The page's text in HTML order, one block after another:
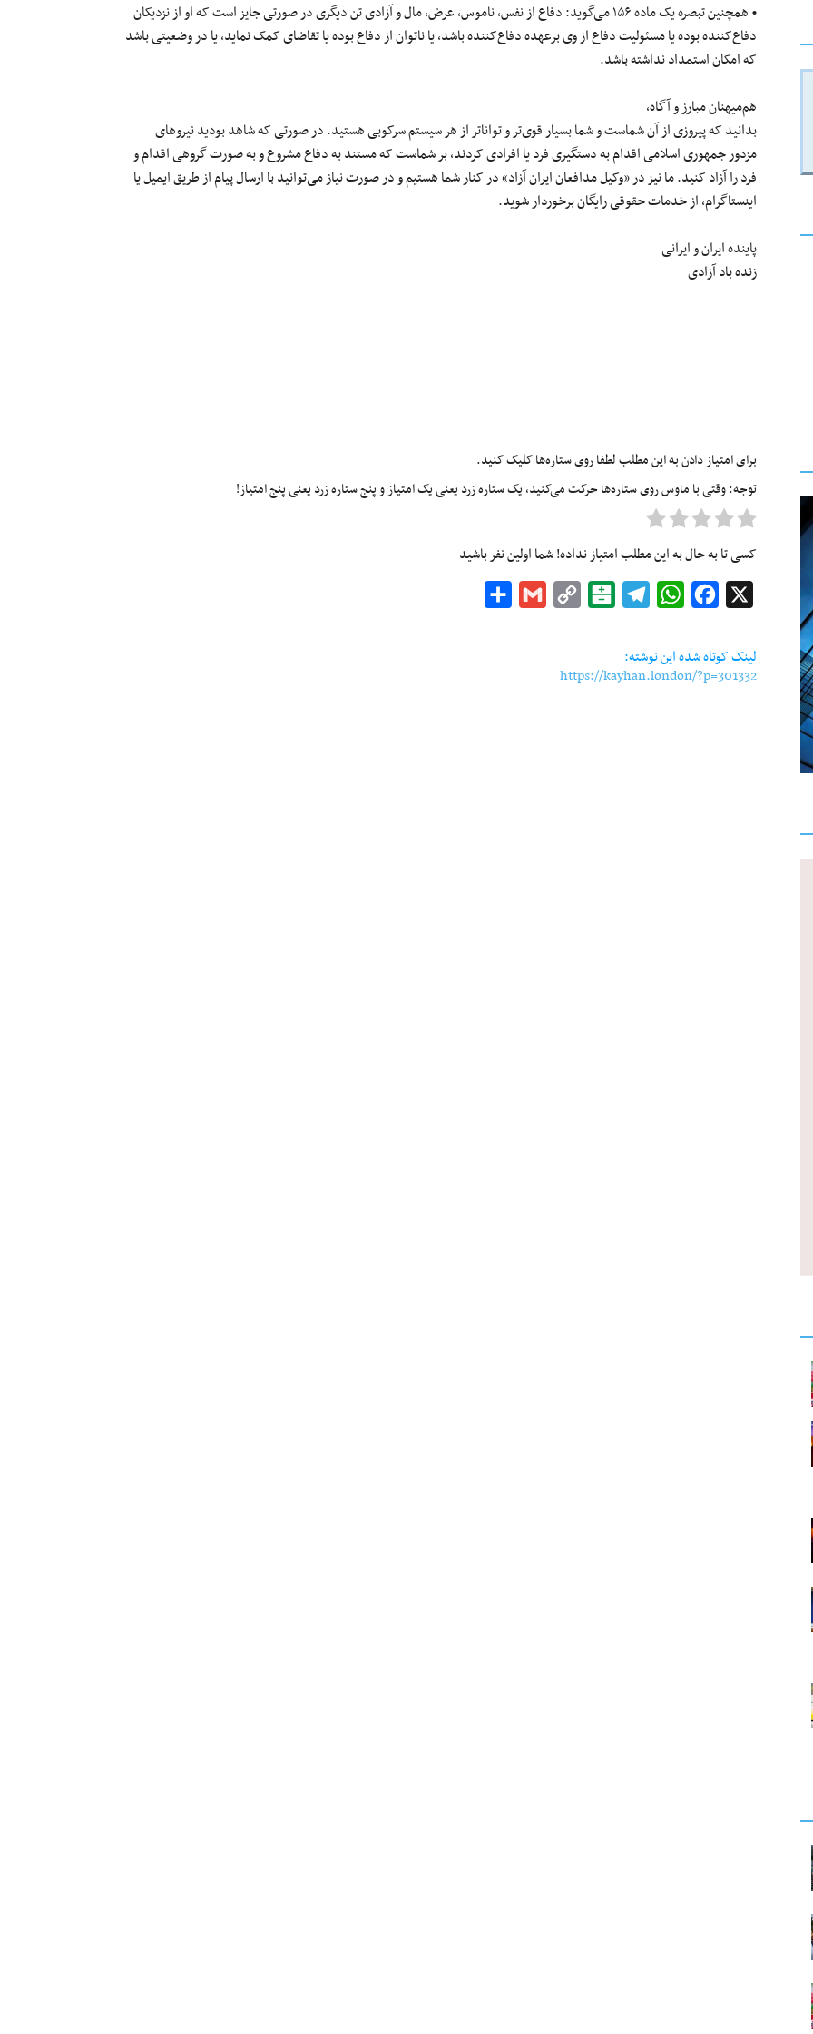
• همچنین تبصره یک ماده ۱۵۶ می‌گوید: دفاع از نفس، ناموس، عرض، مال و آزادی تن دیگری در صورتی جایز است که او از نزدیکان
دفاع‌کننده بوده یا مسئولیت دفاع از وی بر‌عهده دفاع‌کننده باشد، یا ناتوان از دفاع بوده یا تقاضای کمک نماید، یا در وضعیتی باشد
که امکان استمداد نداشته باشد.
هم‌میهنان مبارز و آگاه،
بدانید که پیروزی از آن شماست و شما بسیار قوی‌تر و تواناتر از هر سیستم سرکوبی هستید. در صورتی که شاهد بودید نیروهای
مزدور جمهوری اسلامی اقدام به دستگیری فرد یا افرادی کردند، بر شماست که مستند به دفاع مشروع و به صورت گروهی اقدام و
فرد را آزاد کنید. ما نیز در «وکیل مدافعان ایران آزاد» در کنار شما هستیم و در صورت نیاز می‌توانید با ارسال پیام از طریق ایمیل یا
اینستاگرام، از خدمات حقوقی رایگان برخوردار شوید.
پاینده ایران و ایرانی
زنده باد آزادی
برای امتیاز دادن به این مطلب لطفا روی ستاره‌ها کلیک کنید.
توجه: وقتی با ماوس روی ستاره‌ها حرکت می‌کنید، یک ستاره زرد یعنی یک امتیاز و پنج ستاره زرد یعنی پنج امتیاز!
کسی تا به حال به این مطلب امتیاز نداده! شما اولین نفر باشید
Facebook
WhatsApp
Telegram
Balatarin
Copy
Gmail
لینک کوتاه شده این نوشته:
https://kayhan.london/?p=301332